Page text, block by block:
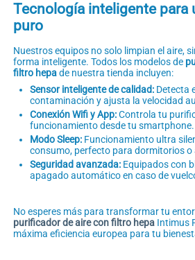
Tecnología inteligente para
puro
Nuestros equipos no solo limpian el aire,
forma inteligente. Todos los modelos de
filtro hepade nuestra tienda incluyen:
Sensor inteligente de calidad: Detecta
contaminación y ajusta la velocidad
Conexión Wifi y App:Controla tu
funcionamiento desde tu smartphone.
Modo Sleep: Funcionamiento ultra
consumo, perfecto para dormitorios o
Seguridad avanzada: Equipados con
apagado automático en caso de
No esperes más para transformar tu
purificador de aire con filtro hepa Intimus
máxima eficiencia europea para tu